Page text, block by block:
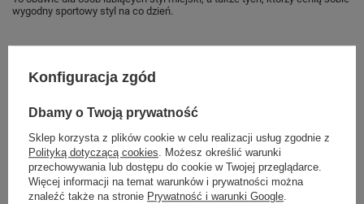
wygodny sportowy styl na co dzień.
Marka
Gwarancja Gwarancja
Materiał zewnętrzny skóra ekologiczna
Ocieplenie Nie
Stan Nowy
Konfiguracja zgód
Dbamy o Twoją prywatność
Sklep korzysta z plików cookie w celu realizacji usług zgodnie z
Polityką dotyczącą cookies. Możesz określić warunki
przechowywania lub dostępu do cookie w Twojej przeglądarce.
Więcej informacji na temat warunków i prywatności można
znaleźć także na stronie Prywatność i warunki Google.